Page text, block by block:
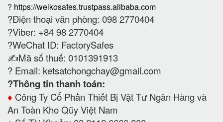
? https://welkosafes.trustpass.alibaba.com
?Điện thoại văn phòng: 098 2770404
?Viber: +84 98 2770404
?WeChat ID: FactorySafes
✍️Mã số thuế: 0101391913
? Email: ketsatchongchay@gmail.com
?Thông tin thanh toán:
♦️ Công Ty Cổ Phần Thiết Bị Vật Tư Ngân Hàng và
An Toàn Kho Qũy Việt Nam